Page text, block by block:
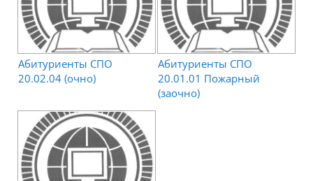
Абитуриенты СПО
20.02.04 (очно)
Абитуриенты СПО
20.01.01 Пожарный
(заочно)